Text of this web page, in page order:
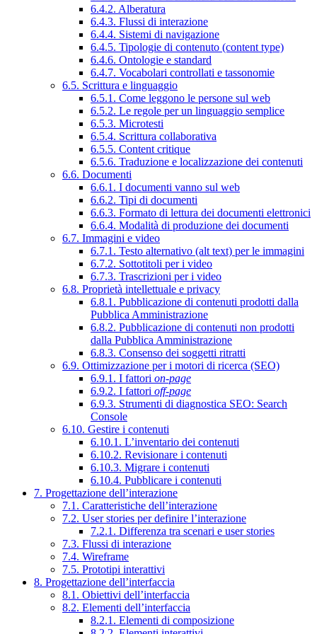
6.4.2. Alberatura
6.4.3. Flussi di interazione
6.4.4. Sistemi di navigazione
6.4.5. Tipologie di contenuto (content type)
6.4.6. Ontologie e standard
6.4.7. Vocabolari controllati e tassonomie
6.5. Scrittura e linguaggio
6.5.1. Come leggono le persone sul web
6.5.2. Le regole per un linguaggio semplice
6.5.3. Microtesti
6.5.4. Scrittura collaborativa
6.5.5. Content critique
6.5.6. Traduzione e localizzazione dei contenuti
6.6. Documenti
6.6.1. I documenti vanno sul web
6.6.2. Tipi di documenti
6.6.3. Formato di lettura dei documenti elettronici
6.6.4. Modalità di produzione dei documenti
6.7. Immagini e video
6.7.1. Testo alternativo (alt text) per le immagini
6.7.2. Sottotitoli per i video
6.7.3. Trascrizioni per i video
6.8. Proprietà intellettuale e privacy
6.8.1. Pubblicazione di contenuti prodotti dalla
Pubblica Amministrazione
6.8.2. Pubblicazione di contenuti non prodotti
dalla Pubblica Amministrazione
6.8.3. Consenso dei soggetti ritratti
6.9. Ottimizzazione per i motori di ricerca (SEO)
6.9.1. I fattori on-page
6.9.2. I fattori off-page
6.9.3. Strumenti di diagnostica SEO: Search
Console
6.10. Gestire i contenuti
6.10.1. L’inventario dei contenuti
6.10.2. Revisionare i contenuti
6.10.3. Migrare i contenuti
6.10.4. Pubblicare i contenuti
7. Progettazione dell’interazione
7.1. Caratteristiche dell’interazione
7.2. User stories per definire l’interazione
7.2.1. Differenza tra scenari e user stories
7.3. Flussi di interazione
7.4. Wireframe
7.5. Prototipi interattivi
8. Progettazione dell’interfaccia
8.1. Obiettivi dell’interfaccia
8.2. Elementi dell’interfaccia
8.2.1. Elementi di composizione